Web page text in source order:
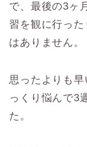
で、最後の3ヶ
習を観に行っ
はありません。
思ったよりも
っくり悩んで3
た。